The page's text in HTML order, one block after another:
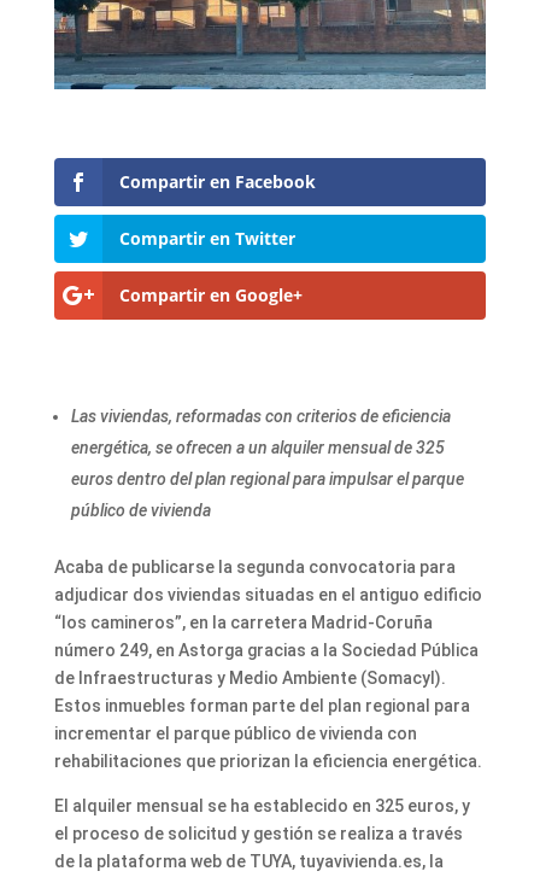
Compartir en Facebook
Compartir en Twitter
Compartir en Google+
Las viviendas, reformadas con criterios de eficiencia
energética, se ofrecen a un alquiler mensual de 325
euros dentro del plan regional para impulsar el parque
público de vivienda
Acaba de publicarse la segunda convocatoria para
adjudicar dos viviendas situadas en el antiguo edificio
“los camineros”, en la carretera Madrid-Coruña
número 249, en Astorga gracias a la Sociedad Pública
de Infraestructuras y Medio Ambiente (Somacyl).
Estos inmuebles forman parte del plan regional para
incrementar el parque público de vivienda con
rehabilitaciones que priorizan la eficiencia energética.
El alquiler mensual se ha establecido en 325 euros, y
el proceso de solicitud y gestión se realiza a través
de la plataforma web de TUYA, tuyavivienda.es, la